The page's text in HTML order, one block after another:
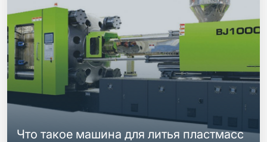
Что такое машина для литья пластмасс